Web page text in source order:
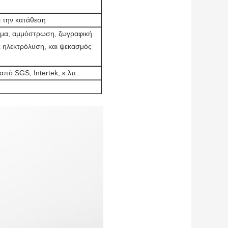
κατάθεση
αμμόστρωση, ζωγραφική
ηλεκτρόλυση, και ψεκασμός
από SGS, Intertek, κ.λπ.